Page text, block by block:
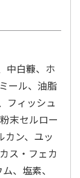
中白糠、ホ
ール、油脂
フィッシュ
末セルロー
カン、ユッ
ス・フェカ
、塩素、